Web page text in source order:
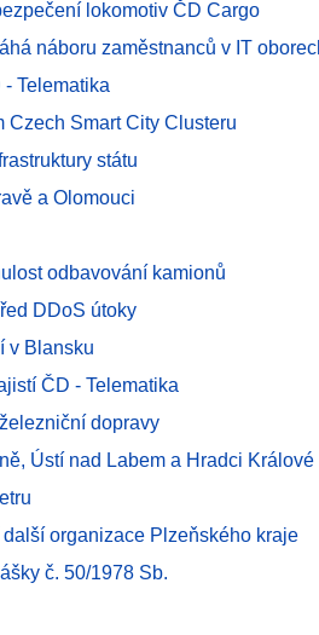
lokomotiv ČD Cargo
náboru zaměstnanců v IT
Telematika
Czech Smart City Clusteru
státu
a Olomouci
odbavování kamionů
DDoS útoky
v Blansku
ČD - Telematika
dopravy
Ústí nad Labem a Hradci Králové
organizace Plzeňského kraje
č. 50/1978 Sb.